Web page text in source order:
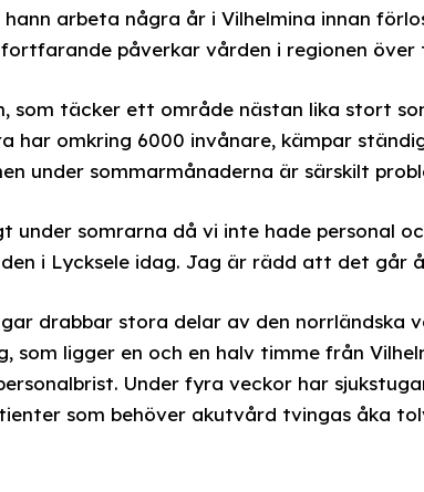
arbeta några år i Vilhelmina innan
påverkar vården i regionen över
som täcker ett område nästan lika stort
har omkring 6000 invånare, kämpar
under sommarmånaderna är särskilt
under somrarna då vi inte hade personal
i Lycksele idag. Jag är rädd att det går
drabbar stora delar av den norrländska
som ligger en och en halv timme från
Under fyra veckor har
som behöver akutvård tvingas åka